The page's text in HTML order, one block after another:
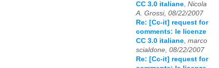
CC 3.0 italiane, Nicola
A. Grossi, 08/22/2007
Re: [Cc-it] request for
comments: le licenze
CC 3.0 italiane, marco
scialdone, 08/22/2007
Re: [Cc-it] request for